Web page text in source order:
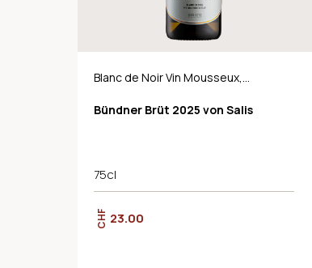
Blanc de Noir Vin Mousseux,
Bündner Brüt 2025 von Salis
75cl
CHF 23.00